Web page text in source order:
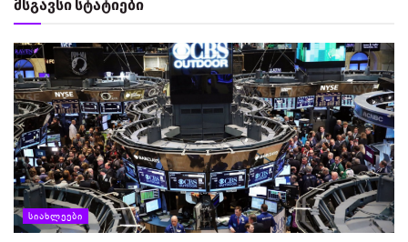
მსგავსი სტატიები
ᲡᲘᲐᲮᲚᲔᲔᲑᲘ